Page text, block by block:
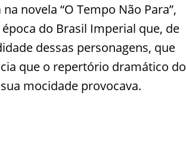
novela “O Tempo Não Para”,
do Brasil Imperial que, de
dessas personagens, que
que o repertório dramático do
mocidade provocava.